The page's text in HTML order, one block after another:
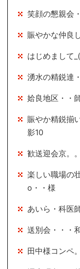
笑顔の懇親会
賑やかな仲良
はじめまして
湧水の精鋭達
姶良地区・・
賑やか精鋭揃
影10
歓送迎会京。
楽しい職場の
o・・様
あいら・科医
送別会・・・
田中様コンペ